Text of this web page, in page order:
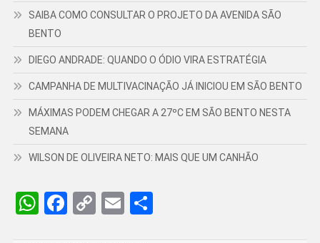
SAIBA COMO CONSULTAR O PROJETO DA AVENIDA SÃO
BENTO
DIEGO ANDRADE: QUANDO O ÓDIO VIRA ESTRATÉGIA
CAMPANHA DE MULTIVACINAÇÃO JÁ INICIOU EM SÃO BENTO
MÁXIMAS PODEM CHEGAR A 27ºC EM SÃO BENTO NESTA
SEMANA
WILSON DE OLIVEIRA NETO: MAIS QUE UM CANHÃO
WhatsApp
Facebook
CopyEmailShare